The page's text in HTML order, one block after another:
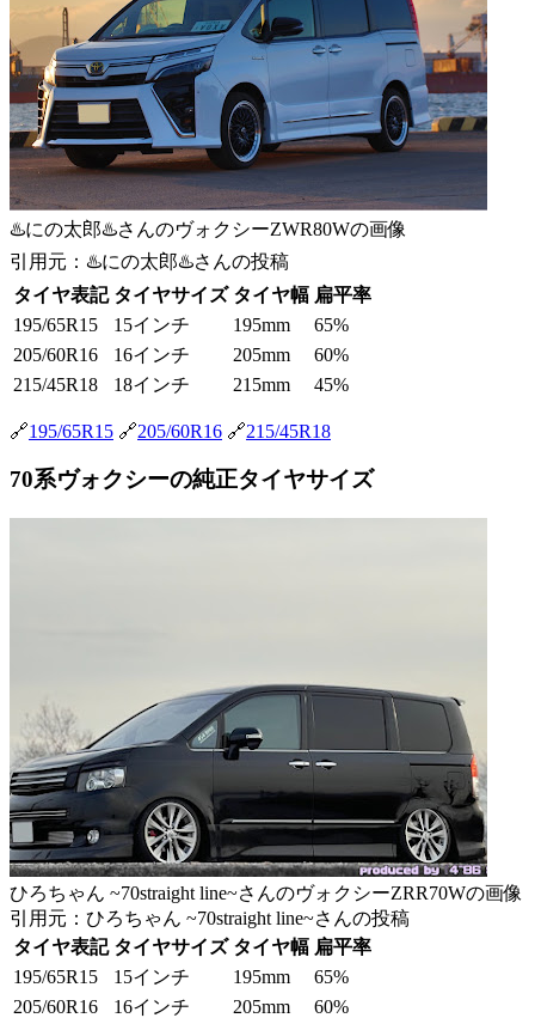
♨️にの太郎♨️さんのヴォクシーZWR80Wの画像
引用元：♨️にの太郎♨️さんの投稿
タイヤ表記 タイヤサイズ タイヤ幅 扁平率
195/65R15
15インチ 195mm
65%
205/60R16
16インチ 205mm
60%
215/45R18
18インチ 215mm 45%
🔗195/65R15 🔗205/60R16 🔗215/45R18
70系ヴォクシーの純正タイヤサイズ
ひろちゃん ~70straight line~さんのヴォクシーZRR70Wの画像
引用元：ひろちゃん ~70straight line~さんの投稿
タイヤ表記 タイヤサイズ タイヤ幅 扁平率
195/65R15
15インチ 195mm
65%
205/60R16
16インチ 205mm
60%